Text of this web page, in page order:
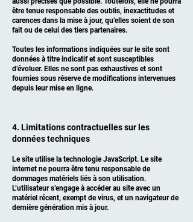
être tenue responsable des oublis, inexactitudes et
carences dans la mise à jour, qu’elles soient de son
fait ou de celui des tiers partenaires.
Toutes les informations indiquées sur le site sont
données à titre indicatif et sont susceptibles
d’évoluer. Elles ne sont pas exhaustives et sont
fournies sous réserve de modifications intervenues
depuis leur mise en ligne.
4. Limitations contractuelles sur les
données techniques
Le site utilise la technologie JavaScript. Le site
internet ne pourra être tenu responsable de
dommages matériels liés à son utilisation.
L’utilisateur s’engage à accéder au site avec un
matériel récent, exempt de virus, et un navigateur de
dernière génération mis à jour.